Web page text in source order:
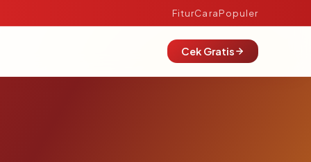
FiturCaraPopuler
Cek Gratis